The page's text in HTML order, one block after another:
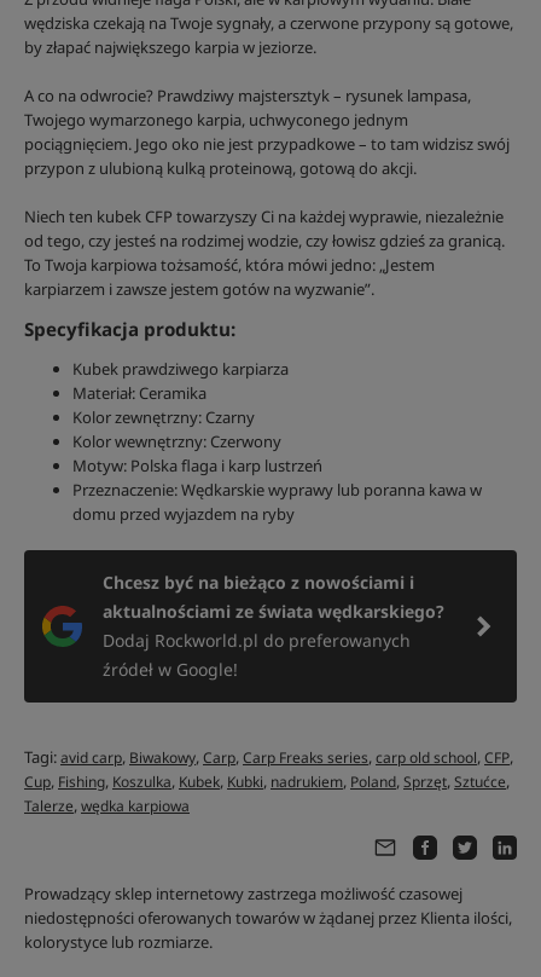
wędziska czekają na Twoje sygnały, a czerwone przypony są gotowe,
by złapać największego karpia w jeziorze.
A co na odwrocie? Prawdziwy majstersztyk – rysunek lampasa,
Twojego wymarzonego karpia, uchwyconego jednym
pociągnięciem. Jego oko nie jest przypadkowe – to tam widzisz swój
przypon z ulubioną kulką proteinową, gotową do akcji.
Niech ten kubek CFP towarzyszy Ci na każdej wyprawie, niezależnie
od tego, czy jesteś na rodzimej wodzie, czy łowisz gdzieś za granicą.
To Twoja karpiowa tożsamość, która mówi jedno: „Jestem
karpiarzem i zawsze jestem gotów na wyzwanie”.
Specyfikacja produktu:
Kubek prawdziwego karpiarza
Materiał: Ceramika
Kolor zewnętrzny: Czarny
Kolor wewnętrzny: Czerwony
Motyw: Polska flaga i karp lustrzeń
Przeznaczenie: Wędkarskie wyprawy lub poranna kawa w
domu przed wyjazdem na ryby
Chcesz być na bieżąco z nowościami i
aktualnościami ze świata wędkarskiego?
Dodaj Rockworld.pl do preferowanych
źródeł w Google!
Tagi:avid carp, Biwakowy,Carp,Carp Freaks series,carp old school,CFP,
Cup, Fishing, Koszulka, Kubek, Kubki, nadrukiem, Poland,Sprzęt,Sztućce,
Talerze,wędka karpiowa
Prowadzący sklep internetowy zastrzega możliwość czasowej
niedostępności oferowanych towarów w żądanej przez Klienta ilości,
kolorystyce lub rozmiarze.